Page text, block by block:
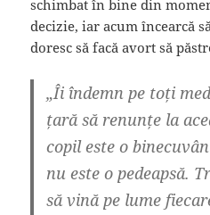
schimbat în bine din
decizie, iar acum încearcă
doresc să facă avort să
„Îi îndemn pe toți
țară să renunțe la
copil este o
nu este o pedeapsă.
să vină pe lume